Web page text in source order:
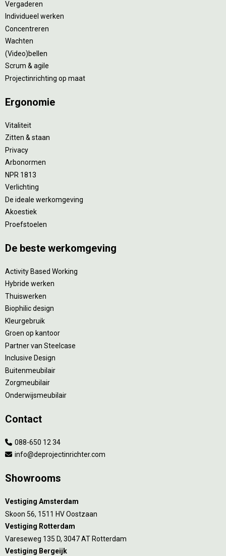
Vergaderen
Individueel werken
Concentreren
Wachten
(Video)bellen
Scrum & agile
Projectinrichting op maat
Ergonomie
Vitaliteit
Zitten & staan
Privacy
Arbonormen
NPR 1813
Verlichting
De ideale werkomgeving
Akoestiek
Proefstoelen
De beste werkomgeving
Activity Based Working
Hybride werken
Thuiswerken
Biophilic design
Kleurgebruik
Groen op kantoor
Partner van Steelcase
Inclusive Design
Buitenmeubilair
Zorgmeubilair
Onderwijsmeubilair
Contact
088-650 12 34
info@deprojectinrichter.com
Showrooms
Vestiging Amsterdam
Skoon 56, 1511 HV Oostzaan
Vestiging Rotterdam
Vareseweg 135 D, 3047 AT Rotterdam
Vestiging Bergeijk